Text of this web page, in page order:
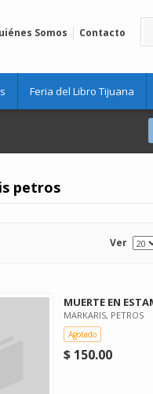
Somos Contacto
Feria del Libro Tijuana
petros
Ver
MUERTE EN
MARKARIS, PETROS
Agotado
$ 150.00